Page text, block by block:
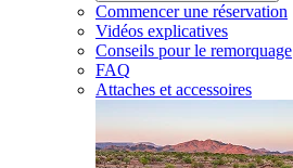
Commencer une réservation
Vidéos explicatives
Conseils pour le remorquage
FAQ
Attaches et accessoires